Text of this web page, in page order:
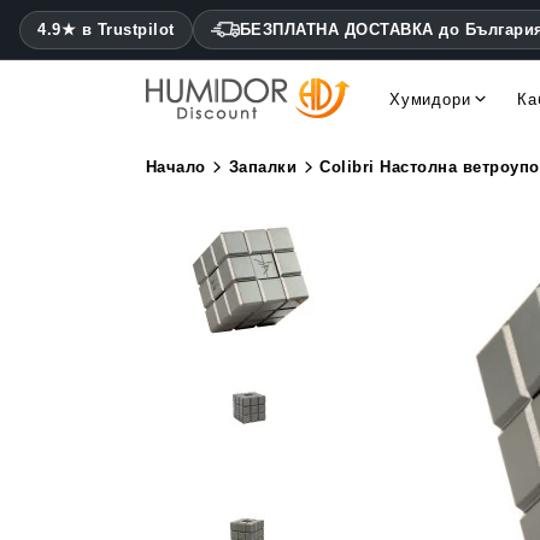
4.9★ в Trustpilot БЕЗПЛАТНА ДОСТАВКА до
Хумидори
Начало Запалки Colibri Настолна